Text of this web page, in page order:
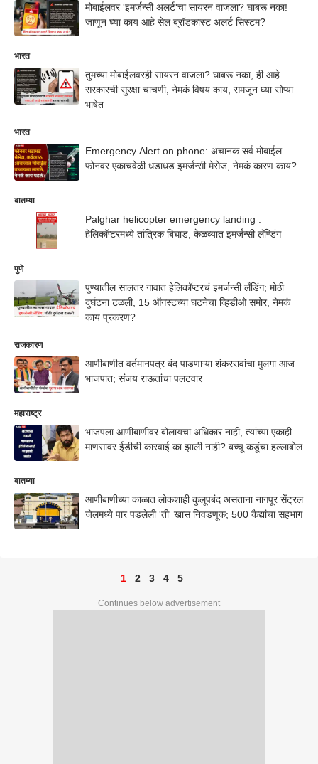
मोबाईलवर 'इमर्जन्सी अलर्ट'चा सायरन वाजला? घाबरू नका!
जाणून घ्या काय आहे सेल ब्रॉडकास्ट अलर्ट सिस्टम?
भारत
तुमच्या मोबाईलवरही सायरन वाजला? घाबरू नका, ही आहे
सरकारची सुरक्षा चाचणी, नेमकं विषय काय, समजून घ्या सोप्या
भाषेत
भारत
Emergency Alert on phone: अचानक सर्व मोबाईल
फोनवर एकाचवेळी धडाधड इमर्जन्सी मेसेज, नेमकं कारण काय?
बातम्या
Palghar helicopter emergency landing :
हेलिकॉप्टरमध्ये तांत्रिक बिघाड, केळव्यात इमर्जन्सी लॅण्डिंग
पुणे
पुण्यातील सालतर गावात हेलिकॉप्टरचं इमर्जन्सी लँडिंग; मोठी
दुर्घटना टळली, 15 ऑगस्टच्या घटनेचा व्हिडीओ समोर, नेमकं
काय प्रकरण?
राजकारण
आणीबाणीत वर्तमानपत्र बंद पाडणाऱ्या शंकररावांचा मुलगा आज
भाजपात; संजय राऊतांचा पलटवार
महाराष्ट्र
भाजपला आणीबाणीवर बोलायचा अधिकार नाही, त्यांच्या एकाही
माणसावर ईडीची कारवाई का झाली नाही? बच्चू कडूंचा हल्लाबोल
बातम्या
आणीबाणीच्या काळात लोकशाही कुलूपबंद असताना नागपूर सेंट्रल
जेलमध्ये पार पडलेली 'ती' खास निवडणूक; 500 कैद्यांचा सहभाग
1 2 3 4 5
Continues below advertisement